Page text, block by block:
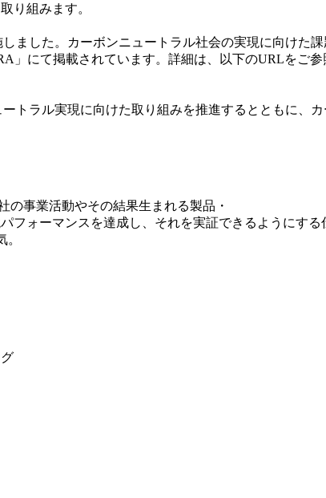
り組みます。
ました。カーボンニュートラル社会の実現に向けた
」にて掲載されています。詳細は、以下のURLをご参
ラル実現に向けた取り組みを推進するとともに、
事業活動やその結果生まれる製品・
ォーマンスを達成し、それを実証できるようにする